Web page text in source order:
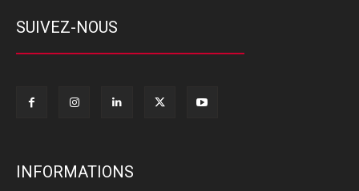
SUIVEZ-NOUS
INFORMATIONS